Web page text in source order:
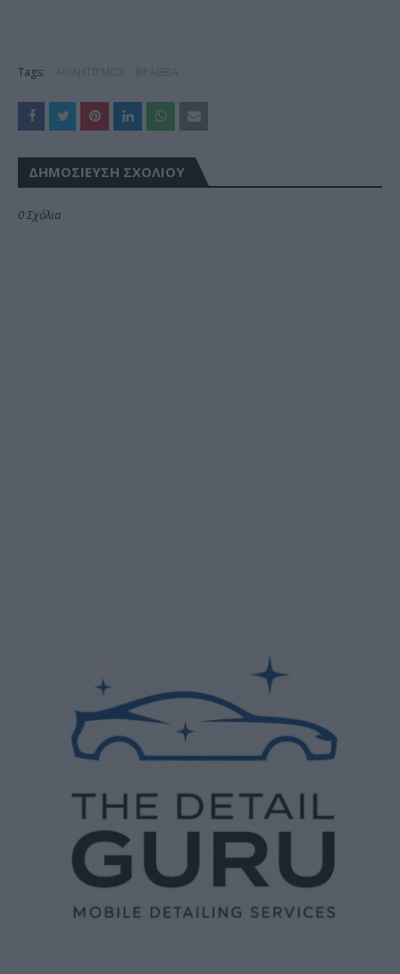
Tags:
ΔΗΜΟΣΊΕΥΣΗ ΣΧΟΛΊΟΥ
0 Σχόλια